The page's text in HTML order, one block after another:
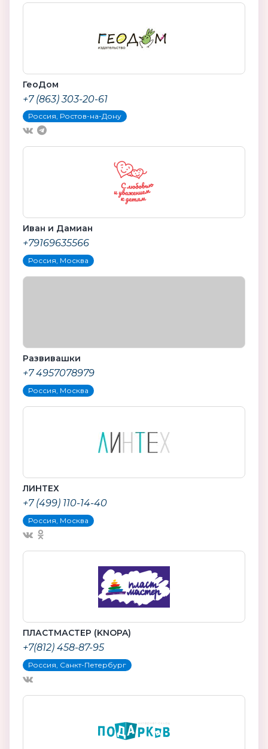
ГеоДом
+7 (863) 303-20-61
Россия, Ростов-на-Дону
Иван и Дамиан
+79169635566
Россия, Москва
Развивашки
+7 4957078979
Россия, Москва
ЛИНТЕХ
+7 (499) 110-14-40
Россия, Москва
ПЛАСТМАСТЕР (KNOPA)
+7(812) 458-87-95
Россия, Санкт-Петербург